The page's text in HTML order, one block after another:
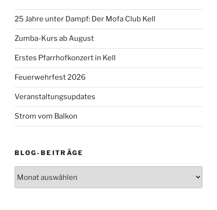
25 Jahre unter Dampf: Der Mofa Club Kell
Zumba-Kurs ab August
Erstes Pfarrhofkonzert in Kell
Feuerwehrfest 2026
Veranstaltungsupdates
Strom vom Balkon
BLOG-BEITRÄGE